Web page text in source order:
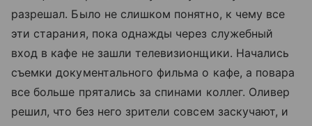
разрешал. Было не слишком понятно, к чему все
эти старания, пока однажды через служебный
вход в кафе не зашли телевизионщики. Начались
съемки документального фильма о кафе, а повара
все больше прятались за спинами коллег. Оливер
решил, что без него зрители совсем заскучают, и